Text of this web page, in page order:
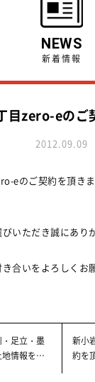
リノベ物件
建築
オー
家づ
り
」～不動産売却相談
NEWS
新着情報
目zero-eのご
2012.09.09
eのご契約を頂き
いただき誠にあり
合いをよろしくお
足立・墨
情報を更
新小
約を